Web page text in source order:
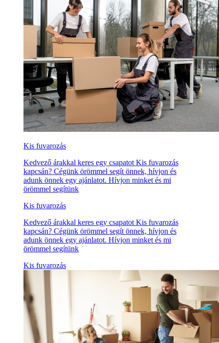
Kis fuvarozás
Kedvező árakkal keres egy csapatot Kis fuvarozás
kapcsán? Cégünk örömmel segít önnek, hívjon és
adunk önnek egy ajánlatot. Hívjon minket és mi
örömmel segítünk
Kis fuvarozás
Kedvező árakkal keres egy csapatot Kis fuvarozás
kapcsán? Cégünk örömmel segít önnek, hívjon és
adunk önnek egy ajánlatot. Hívjon minket és mi
örömmel segítünk
Kis fuvarozás